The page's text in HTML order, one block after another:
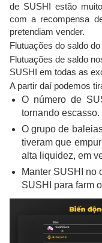
de SUSHI estão
com a recompensa
pretendiam vender.
Flutuações do saldo
Flutuações de saldo
SUSHI em todas as
A partir daí podemos
O número de
tornando escasso.
O grupo de
tiveram que
alta liquidez, em
Manter SUSHI no
SUSHI para farm